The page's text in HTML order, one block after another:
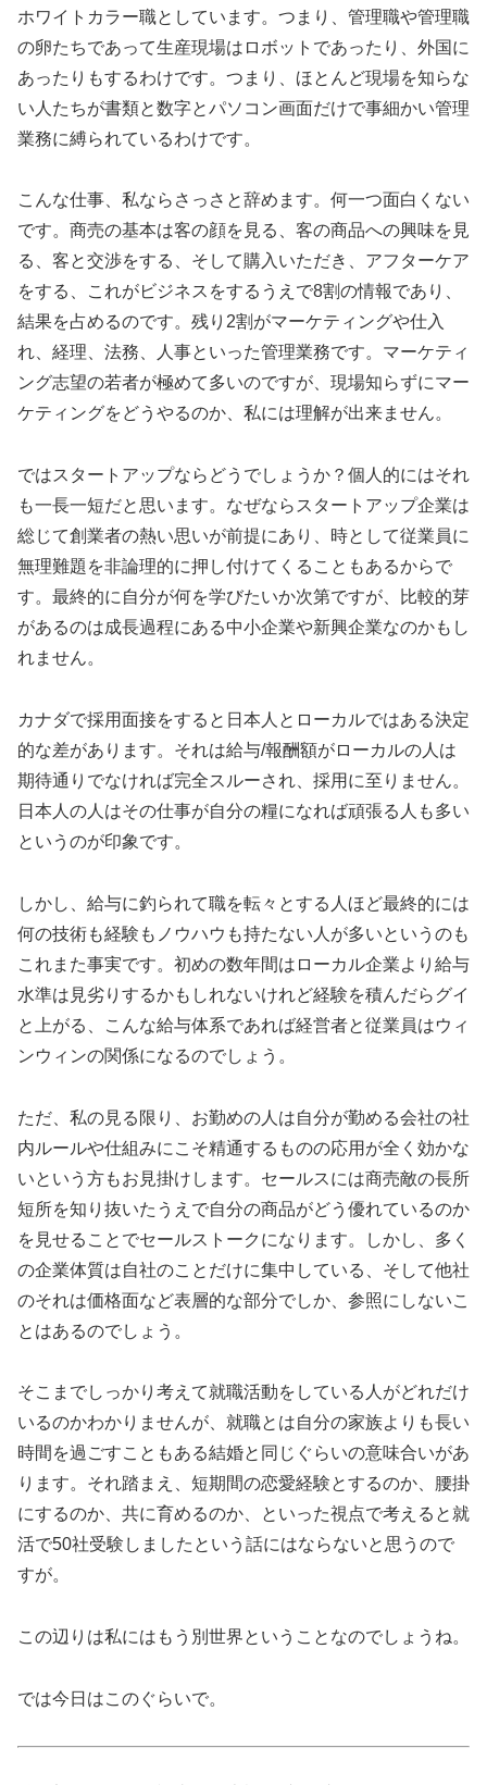
ホワイトカラー職としています。つまり、管理職や管理職
の卵たちであって生産現場はロボットであったり、外国に
あったりもするわけです。つまり、ほとんど現場を知らな
い人たちが書類と数字とパソコン画面だけで事細かい管理
業務に縛られているわけです。
こんな仕事、私ならさっさと辞めます。何一つ面白くない
です。商売の基本は客の顔を見る、客の商品への興味を見
る、客と交渉をする、そして購入いただき、アフターケア
をする、これがビジネスをするうえで8割の情報であり、
結果を占めるのです。残り2割がマーケティングや仕入
れ、経理、法務、人事といった管理業務です。マーケティ
ング志望の若者が極めて多いのですが、現場知らずにマー
ケティングをどうやるのか、私には理解が出来ません。
ではスタートアップならどうでしょうか？個人的にはそれ
も一長一短だと思います。なぜならスタートアップ企業は
総じて創業者の熱い思いが前提にあり、時として従業員に
無理難題を非論理的に押し付けてくることもあるからで
す。最終的に自分が何を学びたいか次第ですが、比較的芽
があるのは成長過程にある中小企業や新興企業なのかもし
れません。
カナダで採用面接をすると日本人とローカルではある決定
的な差があります。それは給与/報酬額がローカルの人は
期待通りでなければ完全スルーされ、採用に至りません。
日本人の人はその仕事が自分の糧になれば頑張る人も多い
というのが印象です。
しかし、給与に釣られて職を転々とする人ほど最終的には
何の技術も経験もノウハウも持たない人が多いというのも
これまた事実です。初めの数年間はローカル企業より給与
水準は見劣りするかもしれないけれど経験を積んだらグイ
と上がる、こんな給与体系であれば経営者と従業員はウィ
ンウィンの関係になるのでしょう。
ただ、私の見る限り、お勤めの人は自分が勤める会社の社
内ルールや仕組みにこそ精通するものの応用が全く効かな
いという方もお見掛けします。セールスには商売敵の長所
短所を知り抜いたうえで自分の商品がどう優れているのか
を見せることでセールストークになります。しかし、多く
の企業体質は自社のことだけに集中している、そして他社
のそれは価格面など表層的な部分でしか、参照にしないこ
とはあるのでしょう。
そこまでしっかり考えて就職活動をしている人がどれだけ
いるのかわかりませんが、就職とは自分の家族よりも長い
時間を過ごすこともある結婚と同じぐらいの意味合いがあ
ります。それ踏まえ、短期間の恋愛経験とするのか、腰掛
にするのか、共に育めるのか、といった視点で考えると就
活で50社受験しましたという話にはならないと思うので
すが。
この辺りは私にはもう別世界ということなのでしょうね。
では今日はこのぐらいで。